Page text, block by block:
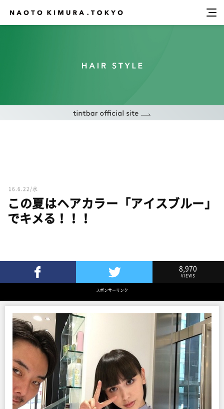
16.6.22/水
この夏はヘアカラー「アイスブルー」
でキメる！！！
Twitterでツイート
8,970
VIEWS
スポンサーリンク